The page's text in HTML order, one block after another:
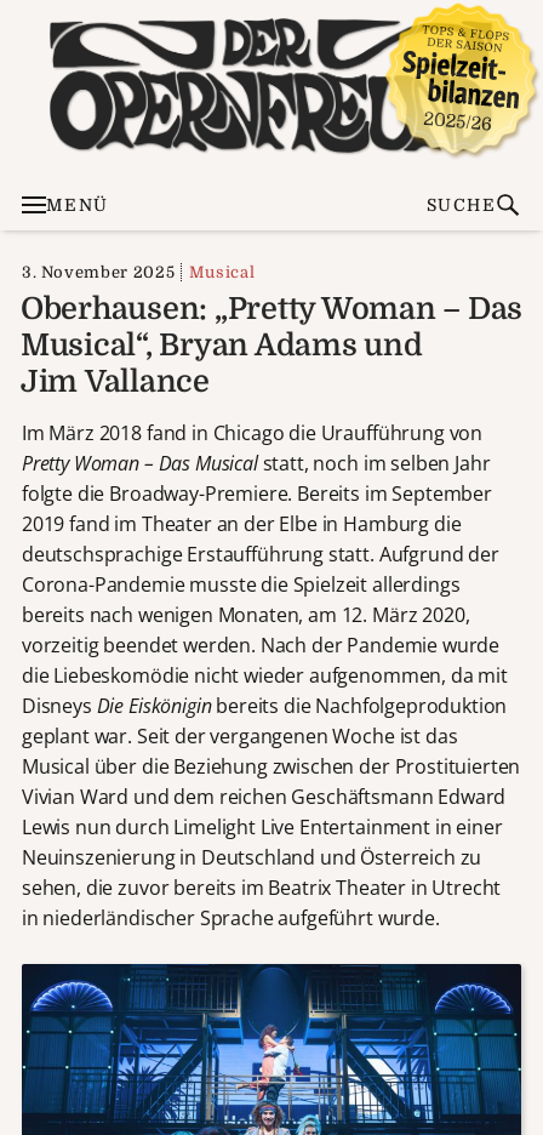
MENÜ SUCHE
3. November 2025 Musical
Oberhausen: „Pretty Woman – Das
Musical“, Bryan Adams und
Jim Vallance
Im März 2018 fand in Chicago die Uraufführung von
Pretty Woman – Das Musicalstatt, noch im selben Jahr
folgte die Broadway-Premiere. Bereits im September
2019 fand im Theater an der Elbe in Hamburg die
deutschsprachige Erstaufführung statt. Aufgrund der
Corona-Pandemie musste die Spielzeit allerdings
bereits nach wenigen Monaten, am 12. März 2020,
vorzeitig beendet werden. Nach der Pandemie wurde
die Liebeskomödie nicht wieder aufgenommen, da mit
Disneys Die Eisköniginbereits die Nachfolgeproduktion
geplant war. Seit der vergangenen Woche ist das
Musical über die Beziehung zwischen der Prostituierten
Vivian Ward und dem reichen Geschäftsmann Edward
Lewis nun durch Limelight Live Entertainment in einer
Neuinszenierung in Deutschland und Österreich zu
sehen, die zuvor bereits im Beatrix Theater in Utrecht
in niederländischer Sprache aufgeführt wurde.